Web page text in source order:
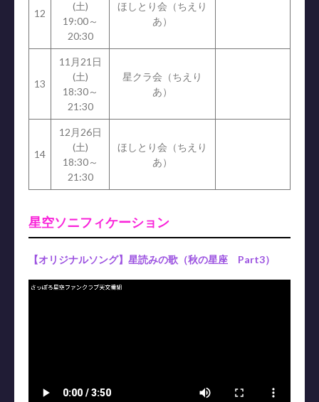
12
(土)
19:00～
20:30
ほしとり会（ちえり
あ）
13
11月21日
(土)
18:30～
21:30
星クラ会（ちえり
あ）
14
12月26日
(土)
18:30～
21:30
ほしとり会（ちえり
あ）
星空ソニフィケーション
【オリジナルソング】星読みの歌（秋の星座 Part3）